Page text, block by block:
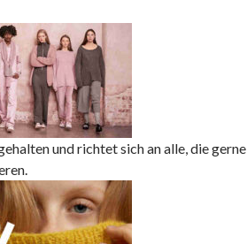
und richtet sich an alle, die gerne